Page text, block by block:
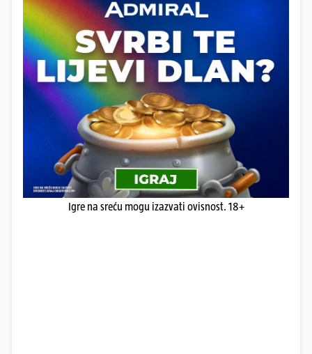
Igre na sreću mogu izazvati ovisnost. 18+